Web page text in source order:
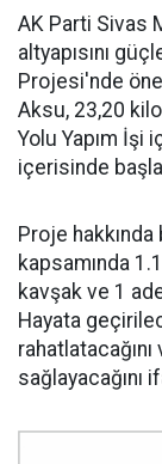
AK Parti Sivas
altyapısını
Projesi'nde
Aksu, 23,20
Yolu Yapım İşi
içerisinde
Proje
kapsamında
kavşak ve 1
Hayata
sağlayacağını